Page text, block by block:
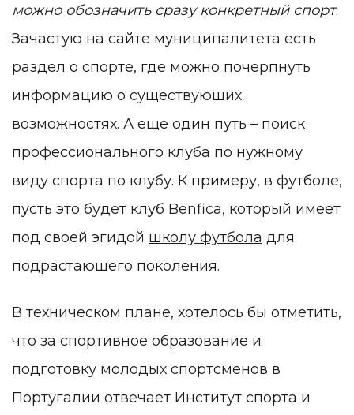
можно обозначить сразу конкретный спорт.
Зачастую на сайте муниципалитета есть
раздел о спорте, где можно почерпнуть
информацию о существующих
возможностях. А еще один путь – поиск
профессионального клуба по нужному
виду спорта по клубу. К примеру, в футболе,
пусть это будет клуб Benfica, который имеет
под своей эгидой школу футбола для
подрастающего поколения.
В техническом плане, хотелось бы отметить,
что за спортивное образование и
подготовку молодых спортсменов в
Португалии отвечает Институт спорта и